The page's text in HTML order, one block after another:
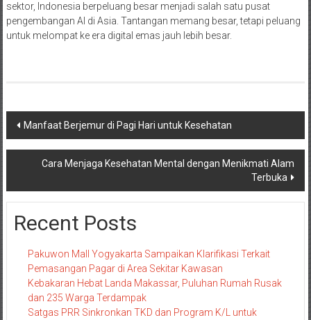
sektor, Indonesia berpeluang besar menjadi salah satu pusat
pengembangan AI di Asia. Tantangan memang besar, tetapi peluang
untuk melompat ke era digital emas jauh lebih besar.
Navigasi
pos
Manfaat Berjemur di Pagi Hari untuk Kesehatan
Cara Menjaga Kesehatan Mental dengan Menikmati Alam
Terbuka
Recent Posts
Pakuwon Mall Yogyakarta Sampaikan Klarifikasi Terkait
Pemasangan Pagar di Area Sekitar Kawasan
Kebakaran Hebat Landa Makassar, Puluhan Rumah Rusak
dan 235 Warga Terdampak
Satgas PRR Sinkronkan TKD dan Program K/L untuk